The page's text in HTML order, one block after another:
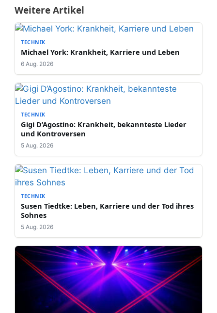
Weitere Artikel
TECHNIK
Michael York: Krankheit, Karriere und Leben
6 Aug. 2026
TECHNIK
Gigi D’Agostino: Krankheit, bekannteste Lieder
und Kontroversen
5 Aug. 2026
TECHNIK
Susen Tiedtke: Leben, Karriere und der Tod ihres
Sohnes
5 Aug. 2026